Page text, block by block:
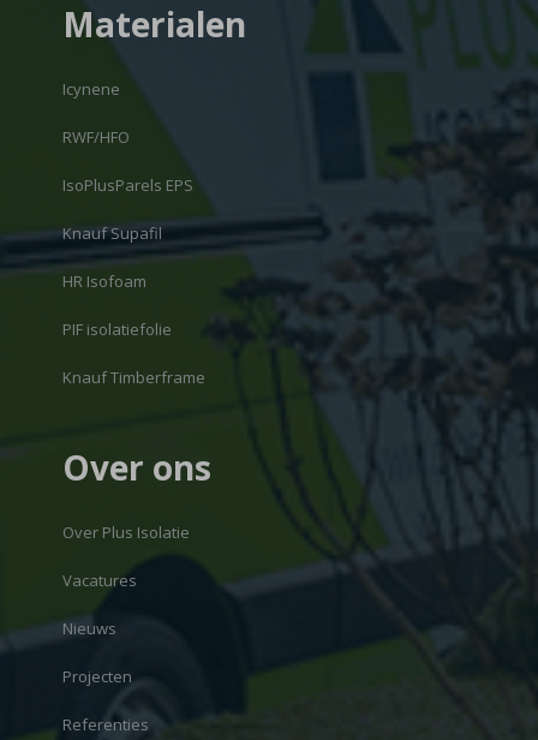
Materialen
Icynene
RWF/HFO
IsoPlusParels EPS
Knauf Supafil
HR Isofoam
PIF isolatiefolie
Knauf Timberframe
Over ons
Over Plus Isolatie
Vacatures
Nieuws
Projecten
Referenties